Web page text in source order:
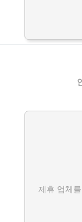
제휴 업체